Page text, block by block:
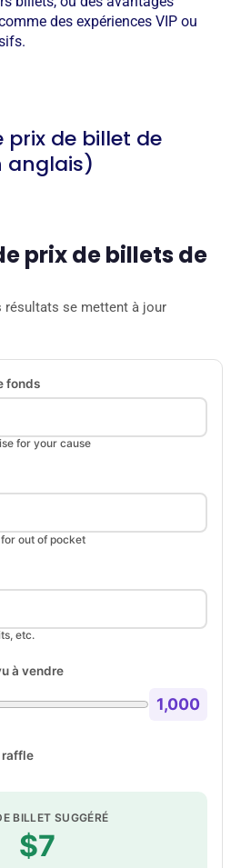
des expériences VIP ou
de billet de
anglais)
prix de billets de
se mettent à jour
fonds
for your cause
out of pocket
etc.
à vendre
1,000
raffle
BILLET SUGGÉRÉ
$7